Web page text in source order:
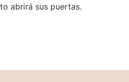
abrirá sus puertas.